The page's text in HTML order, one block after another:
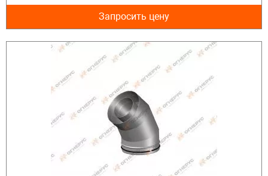
Запросить цену